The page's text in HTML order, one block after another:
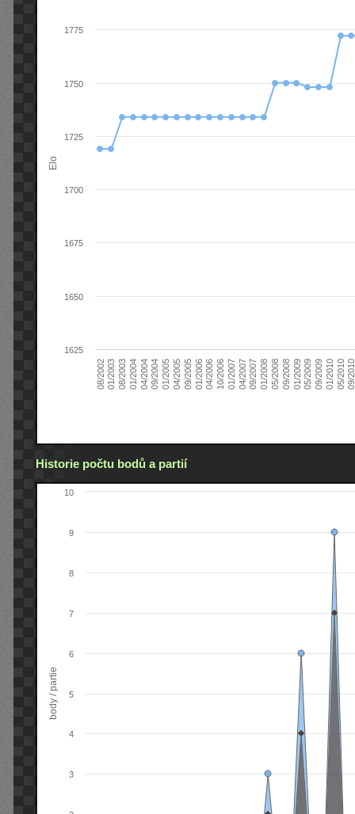
Elo
08/200201/200308/200301/200404/200409/200401/200504/200509/200501/200604/200610/200601/200704/200709/200701/200805/200809/200801/200905/200909/200901/201005/201009/
1700
1625
1650
1675
1725
1750
1775
Historie počtu bodů a partií
body / partie
3
4
5
6
7
8
9
10